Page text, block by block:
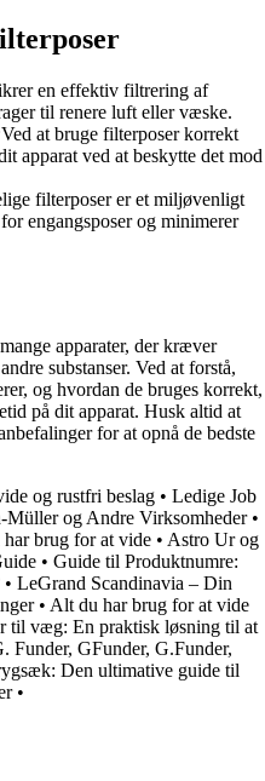
en effektiv filtrering af
til renere luft eller væske.
Ved at bruge filterposer korrekt
apparat ved at beskytte det mod
filterposer er et miljøvenligt
engangsposer og minimerer
apparater, der kræver
substanser. Ved at forstå,
og hvordan de bruges korrekt,
på dit apparat. Husk altid at
for at opnå de bedste
og rustfri beslag • Ledige Job
og Andre Virksomheder•
brug for at vide • Astro Ur og
• Guide til Produktnumre:
• LeGrand Scandinavia – Din
• Alt du har brug for at vide
til væg: En praktisk løsning til at
Funder, GFunder, G.Funder,
Den ultimative guide til
•